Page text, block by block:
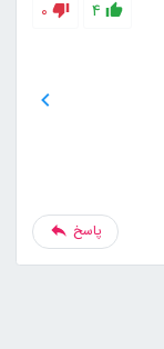
4
0
پاسخ